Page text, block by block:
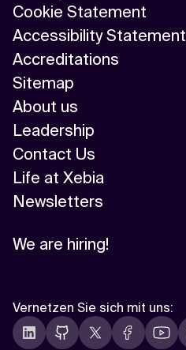
Cookie Statement
Accessibility Statement
Accreditations
Sitemap
About us
Leadership
Contact Us
Life at Xebia
Newsletters
We are hiring!
Vernetzen Sie sich mit uns: